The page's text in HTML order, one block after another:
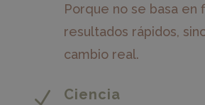
Porque no se basa en
resultados rápidos,
cambio real.
N Ciencia